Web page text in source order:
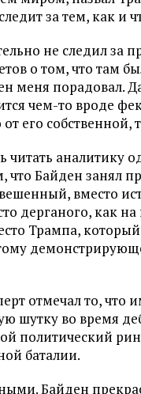
за тем, как и
не следил
о том, что там
меня порадовал.
чем-то вроде
его собственной,
читать аналитику
что Байден занял
вместо
дерганого, как
Трампа,
отмечал то,
шутку во время
политический
баталии.
Байден